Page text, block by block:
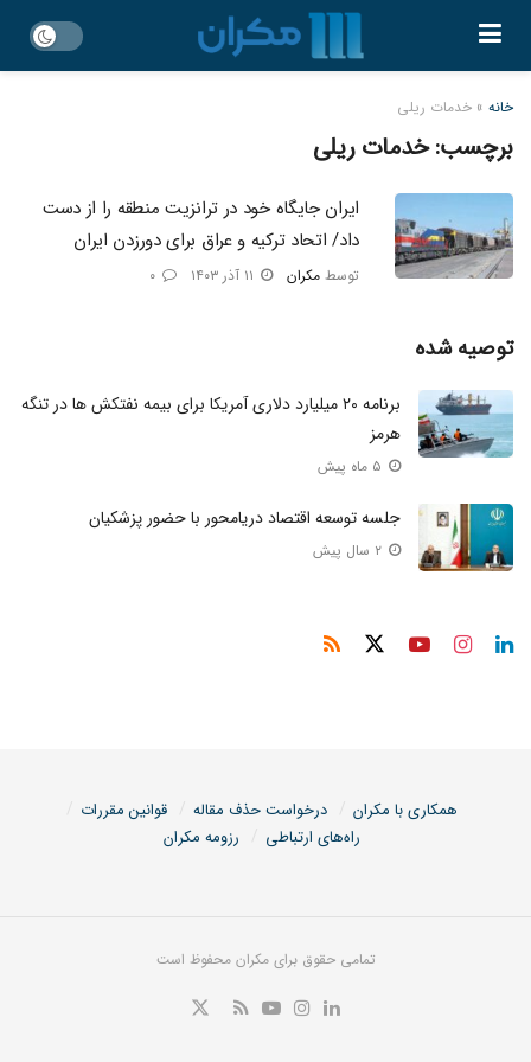
خانه » خدمات ریلی
برچسب:خدمات ریلی
ایران جایگاه خود در ترانزیت منطقه را از دست
داد/ اتحاد ترکیه و عراق برای دورزدن ایران
توسط مکران
توصیه شده
برنامه ۲۰ میلیارد دلاری آمریکا برای بیمه نفتکش‌ ها در تنگه
هرمز
جلسه توسعه اقتصاد دریامحور با حضور پزشکیان
همکاری با مکران درخواست حذف مقاله
قوانین مقررات
راه‌های ارتباطی
رزومه مکران
تمامی حقوق برای مکران محفوظ است